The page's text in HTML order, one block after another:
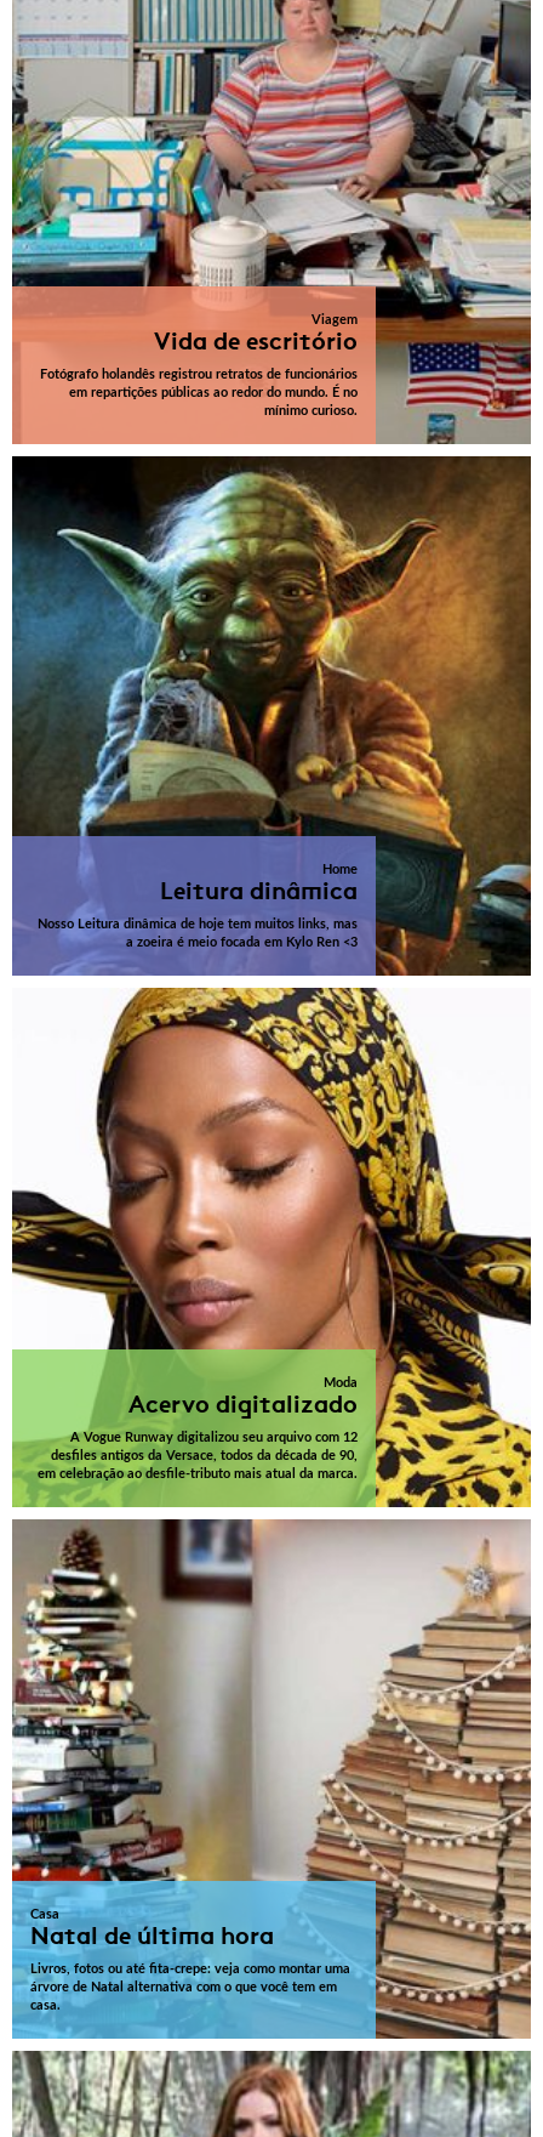
Viagem
Vida de escritório
Fotógrafo holandês registrou retratos de funcionários
em repartições públicas ao redor do mundo. É no
mínimo curioso.
Home
Leitura dinâmica
Nosso Leitura dinâmica de hoje tem muitos links, mas
a zoeira é meio focada em Kylo Ren <3
Moda
Acervo digitalizado
A Vogue Runway digitalizou seu arquivo com 12
desfiles antigos da Versace, todos da década de 90,
em celebração ao desfile-tributo mais atual da marca.
Casa
Natal de última hora
Livros, fotos ou até fita-crepe: veja como montar uma
árvore de Natal alternativa com o que você tem em
casa.